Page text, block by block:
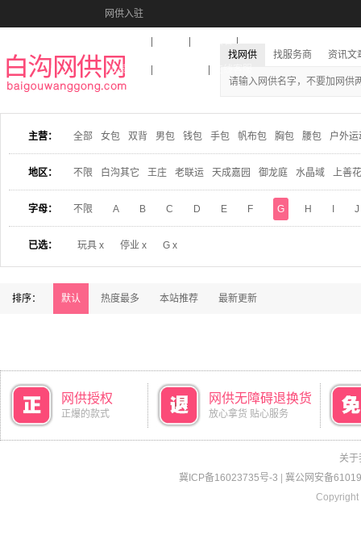
网供入驻
收藏本站
找网供 找服务商 资讯文
主营： 全部 女包 双背 男包 钱包 手包 帆布包 胸包 腰包 户外运
地区： 不限 白沟其它 王庄 老联运 天成嘉园 御龙庭 水晶域 上善
字母： 不限 A B C D E F G H J
已选： 玩具 x 停业 x G x
排序： 默认 热度最多 本站推荐 最新更新
网供授权
正爆的款式
网供无障碍退换货
放心拿货 贴心服务
关于
冀ICP备16023735号-3
冀公网安备